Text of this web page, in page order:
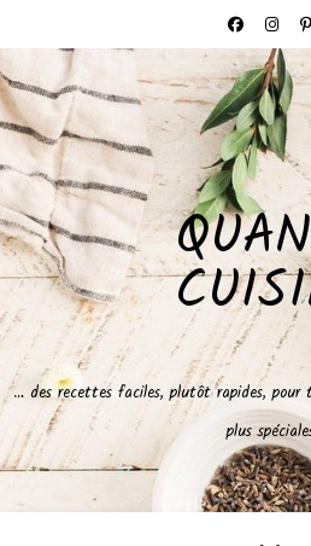
… des recettes faciles, plutôt rapides, pour
plus